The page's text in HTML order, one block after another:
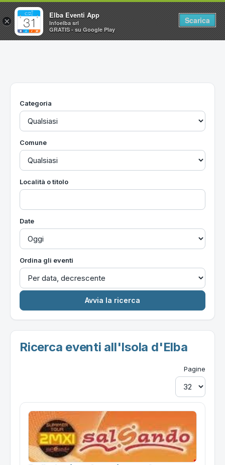
Home
Utilità
Categoria
Comune
Località o titolo
Date
Ordina gli eventi
Ricerca eventi all'Isola d'Elba
Pagine
×
Elba Eventi App
Infoelba srl
GRATIS - su Google Play
Scarica